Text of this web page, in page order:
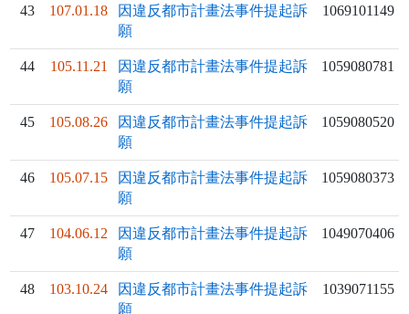
43 107.01.18
因違反都市計畫法事件提起訴
願
1069101149
44 105.11.21
因違反都市計畫法事件提起訴
願
1059080781
45 105.08.26
因違反都市計畫法事件提起訴
願
1059080520
46 105.07.15
因違反都市計畫法事件提起訴
願
1059080373
47 104.06.12
因違反都市計畫法事件提起訴
願
1049070406
48 103.10.24
因違反都市計畫法事件提起訴
願
1039071155